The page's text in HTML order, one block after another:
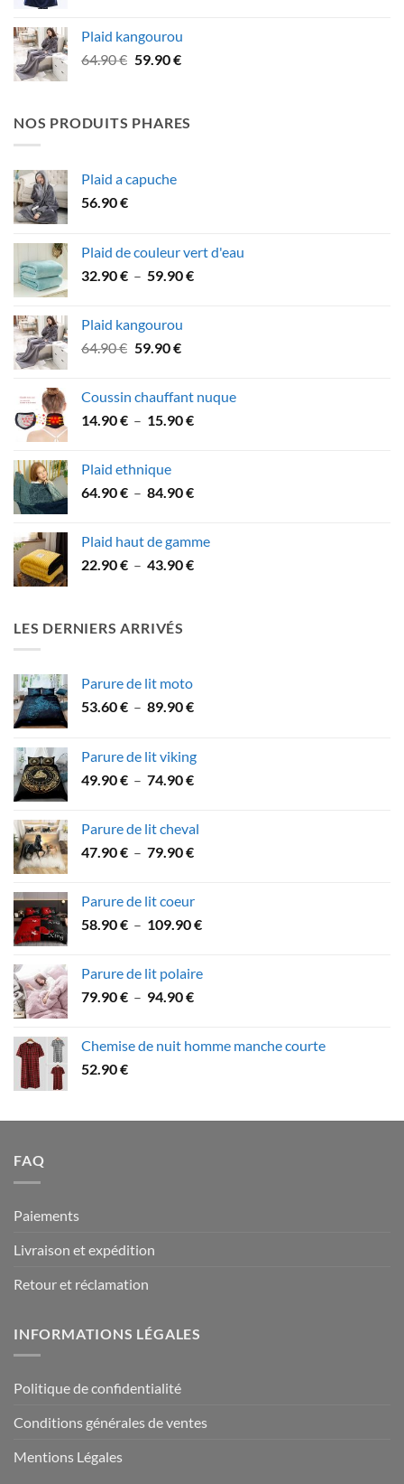
était :
42.90 €.
est :
39.90 €.
Plaid kangourou
64.90€ Le
était :
64.90 €.
59.90€Le
est :
59.90 €.
NOS PRODUITS PHARES
Plaid a capuche
56.90€
Plaid de couleur vert d'eau
32.90€ – 59.90€Plage
Plaid kangourou
64.90€ Le
était :
64.90 €.
59.90€Le
est :
59.90 €.
Coussin chauffant nuque
14.90€ – 15.90€Plage
à
Plaid ethnique
64.90€ – 84.90€Plage
64.90 €
à
Plaid haut de gamme
22.90€ – 43.90€Plage
LES DERNIERS ARRIVÉS
Parure de lit moto
53.60€ – 89.90€Plage
53.60 €
à
Parure de lit viking
49.90€ – 74.90€Plage
49.90 €
à
Parure de lit cheval
47.90€ – 79.90€Plage
à
Parure de lit coeur
58.90€ – 109.90€Plage
58.90 €
Parure de lit polaire
79.90€ – 94.90€Plage
79.90 €
Chemise de nuit homme manche courte
52.90€
FAQ
Paiements
Livraison et expédition
Retour et réclamation
INFORMATIONS LÉGALES
Politique de confidentialité
Conditions générales de ventes
Mentions Légales